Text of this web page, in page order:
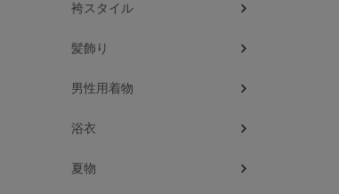
袴スタイル
髪飾り
男性用着物
浴衣
夏物